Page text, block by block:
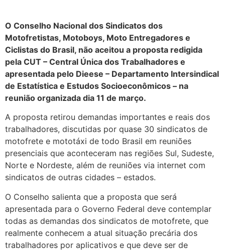
O Conselho Nacional dos Sindicatos dos
Motofretistas, Motoboys, Moto Entregadores e
Ciclistas do Brasil, não aceitou a proposta redigida
pela CUT – Central Única dos Trabalhadores e
apresentada pelo Dieese – Departamento Intersindical
de Estatística e Estudos Socioeconômicos – na
reunião organizada dia 11 de março.
A proposta retirou demandas importantes e reais dos
trabalhadores, discutidas por quase 30 sindicatos de
motofrete e mototáxi de todo Brasil em reuniões
presenciais que aconteceram nas regiões Sul, Sudeste,
Norte e Nordeste, além de reuniões via internet com
sindicatos de outras cidades – estados.
O Conselho salienta que a proposta que será
apresentada para o Governo Federal deve contemplar
todas as demandas dos sindicatos de motofrete, que
realmente conhecem a atual situação precária dos
trabalhadores por aplicativos e que deve ser de